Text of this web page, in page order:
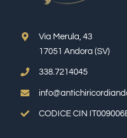
Via Merula, 43
17051 Andora (SV)
338.7214045
CODICE CIN